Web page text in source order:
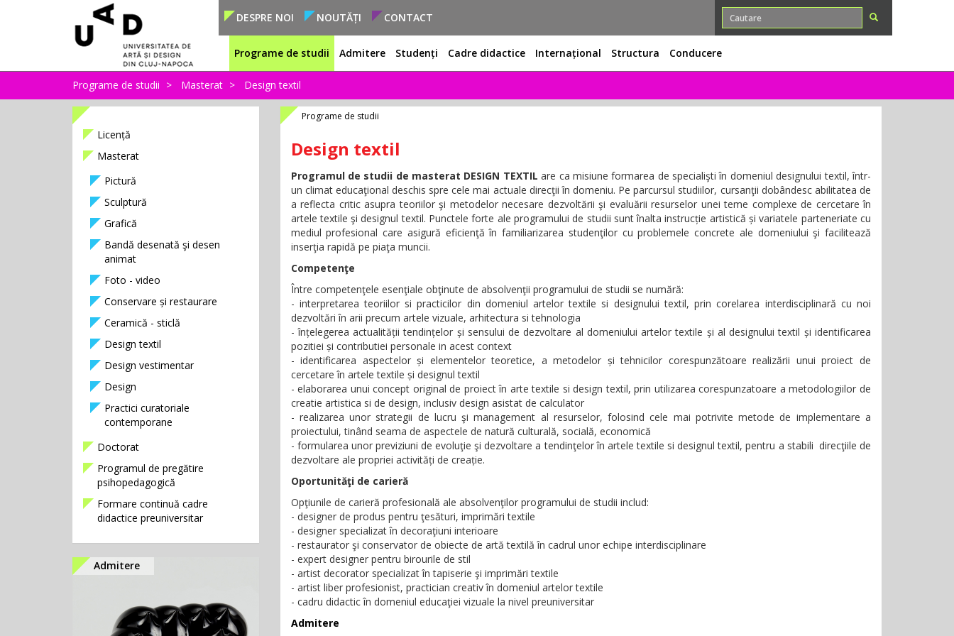
DESPRE NOI NOUTĂȚI CONTACT
Programe de studii Admitere Studenți Cadre didactice Internațional Structura Conducere
Programe de studii Masterat Design textil
Programe de studii
Design textil
Programul de studii de masterat DESIGN TEXTILare ca misiune formarea de specialişti în domeniul designului textil, într-
un climat educaţional deschis spre cele mai actuale direcţii în domeniu. Pe parcursul studiilor, cursanţii dobândesc abilitatea de
a reflecta critic asupra teoriilor şi metodelor necesare dezvoltării şi evaluării resurselor unei teme complexe de cercetare în
artele textile şi designul textil. Punctele forte ale programului de studii sunt înalta instrucție artistică și variatele parteneriate cu
mediul profesional care asigură eficienţă în familiarizarea studenţilor cu problemele concrete ale domeniului şi facilitează
inserţia rapidă pe piaţa muncii.
Competenţe
Între competenţele esenţiale obţinute de absolvenţii programului de studii se numără:
- interpretarea teoriilor si practicilor din domeniul artelor textile si designului textil, prin corelarea interdisciplinară cu noi
dezvoltări în arii precum artele vizuale, arhitectura si tehnologia
- înțelegerea actualității tendințelor și sensului de dezvoltare al domeniului artelor textile și al designului textil și identificarea
pozitiei și contributiei personale in acest context
- identificarea aspectelor și elementelor teoretice, a metodelor și tehnicilor corespunzătoare realizării unui proiect de
cercetare în artele textile și designul textil
- elaborarea unui concept original de proiect în arte textile si design textil, prin utilizarea corespunzatoare a metodologiilor de
creatie artistica si de design, inclusiv design asistat de calculator
- realizarea unor strategii de lucru şi management al resurselor, folosind cele mai potrivite metode de implementare a
proiectului, tinând seama de aspectele de natură culturală, socială, economică
- formularea unor previziuni de evoluţie şi dezvoltare a tendinţelor în artele textile si designul textil, pentru a stabili direcţiile de
dezvoltare ale propriei activități de creație.
Oportunităţi de carieră
Opţiunile de carieră profesională ale absolvenţilor programului de studii includ:
- designer de produs pentru ţesături, imprimări textile
- designer specializat în decoraţiuni interioare
- restaurator şi conservator de obiecte de artă textilă în cadrul unor echipe interdisciplinare
- expert designer pentru birourile de stil
- artist decorator specializat în tapiserie şi imprimări textile
- artist liber profesionist, practician creativ în domeniul artelor textile
- cadru didactic în domeniul educaţiei vizuale la nivel preuniversitar
Admitere
Licență
Masterat
Pictură
Sculptură
Grafică
Bandă desenată şi desen
animat
Foto - video
Conservare și restaurare
Ceramică - sticlă
Design textil
Design vestimentar
Design
Practici curatoriale
contemporane
Doctorat
Programul de pregătire
psihopedagogică
Formare continuă cadre
didactice preuniversitar
Admitere